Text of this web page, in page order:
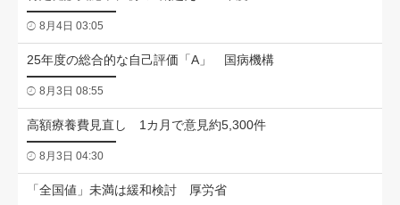
8月4日 03:05
25年度の総合的な自己評価「A」 国病機構
8月3日 08:55
高額療養費見直し 1カ月で意見約5,300件
8月3日 04:30
「全国値」未満は緩和検討 厚労省